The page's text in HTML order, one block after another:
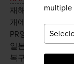
multiple
재해 피해를 입은
개에 이르기까지
PR영상. 태풍으
일본의 자랑인 높
복구해 가는 과정